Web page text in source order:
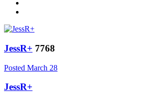
JessR+ 7768
Posted March 28
JessR+